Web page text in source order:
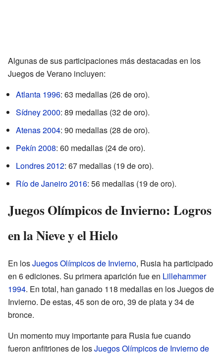
Algunas de sus participaciones más destacadas en los
Juegos de Verano incluyen:
Atlanta 1996: 63 medallas (26 de oro).
Sídney 2000: 89 medallas (32 de oro).
Atenas 2004: 90 medallas (28 de oro).
Pekín 2008: 60 medallas (24 de oro).
Londres 2012: 67 medallas (19 de oro).
Río de Janeiro 2016: 56 medallas (19 de oro).
Juegos Olímpicos de Invierno: Logros
en la Nieve y el Hielo
En losJuegos Olímpicos de Invierno, Rusia ha participado
en 6 ediciones. Su primera aparición fue en Lillehammer
1994. En total, han ganado 118 medallas en los Juegos de
Invierno. De estas, 45 son de oro, 39 de plata y 34 de
bronce.
Un momento muy importante para Rusia fue cuando
fueron anfitriones de losJuegos Olímpicos de Invierno de